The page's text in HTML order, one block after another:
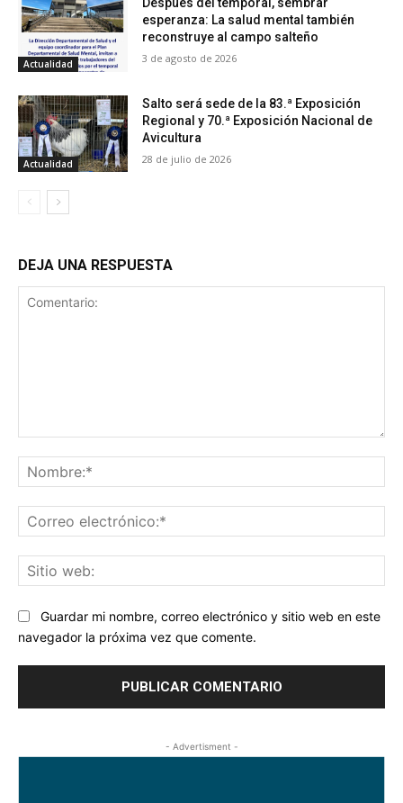
Actualidad
esperanza: La salud mental también
reconstruye al campo salteño
3 de agosto de 2026
Actualidad
Salto será sede de la 83.ª Exposición
Regional y 70.ª Exposición Nacional de
Avicultura
28 de julio de 2026
DEJA UNA RESPUESTA
Guardar mi nombre, correo electrónico y sitio web en este
navegador la próxima vez que comente.
- Advertisment -